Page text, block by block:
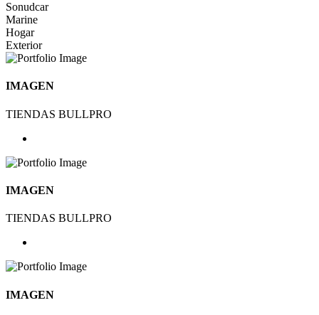
Sonudcar
Marine
Hogar
Exterior
IMAGEN
TIENDAS BULLPRO
IMAGEN
TIENDAS BULLPRO
IMAGEN